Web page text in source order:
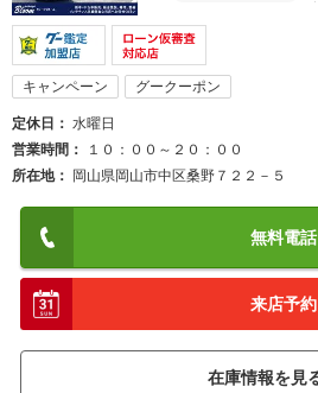
キャンペーン グークーポン
定休日
水曜日
営業時間
１０：００～２０：００
所在地
岡山県岡山市中区桑野７２２－５
無料電話
来店予約